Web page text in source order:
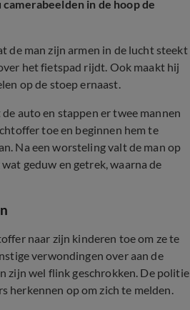
in de hoop de
de man zijn armen in de lucht steekt
het fietspad rijdt. Ook maakt hij
op de stoep ernaast.
auto en stappen er twee mannen
toe en beginnen hem te
Na een worsteling valt de man op
geduw en getrek, waarna de
naar zijn kinderen toe om ze te
verwondingen over aan de
zijn wel flink geschrokken. De politie
herkennen op om zich te melden.